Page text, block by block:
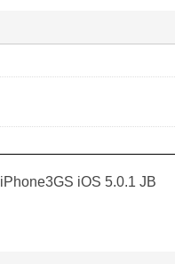
iOS 5.0.1 JB